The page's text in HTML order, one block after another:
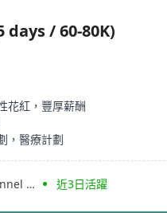
/ 60-80K)
花紅，豐厚薪酬
，醫療計劃
Besteam Personnel Consultancy Limited 近3日活躍